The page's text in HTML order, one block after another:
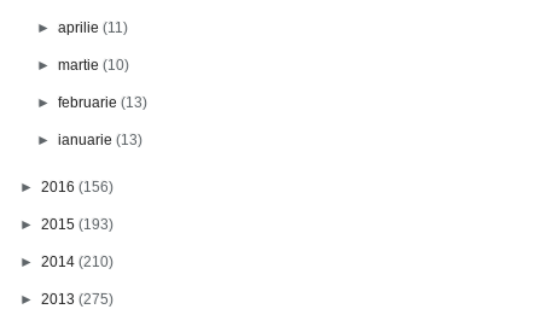
►aprilie(11)
►martie(10)
►februarie(13)
►ianuarie(13)
► 2016 (156)
► 2015 (193)
► 2014 (210)
► 2013 (275)